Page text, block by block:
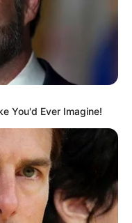
You'd Ever Imagine!